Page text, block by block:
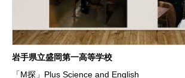
岩手県立盛岡第一高等学校
「M探」Plus Science and English